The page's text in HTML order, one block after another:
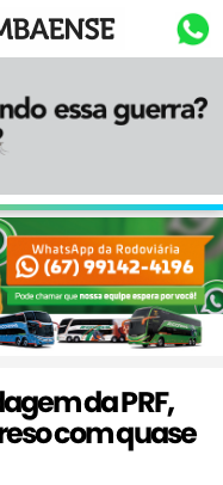
da PRF,
com quase